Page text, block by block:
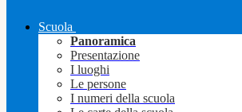
Scuola
Panoramica
Presentazione
I luoghi
Le persone
I numeri della scuola